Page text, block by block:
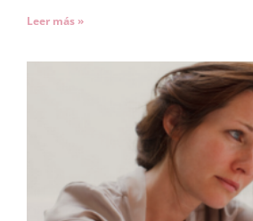
Leer más »